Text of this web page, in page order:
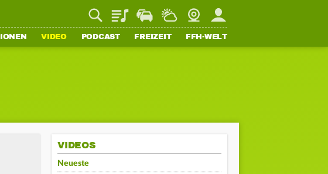
PlaylistStaupilotWetterWebcamMein FFH
VIDEO PODCAST FREIZEIT FFH-WELT
VIDEOS
Neueste